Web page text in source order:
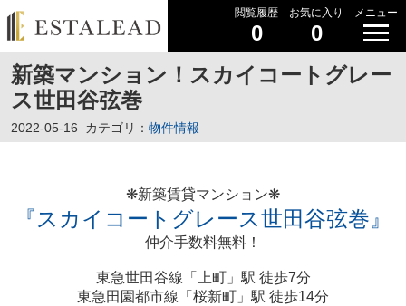
閲覧履歴
0
お気に入り
0
メニュー
新築マンション！スカイコートグレー
ス世田谷弦巻
2022-05-16 カテゴリ： 物件情報
❋新築賃貸マンション❋
『スカイコートグレース世田谷弦巻』
仲介手数料無料！
東急世田谷線「上町」駅 徒歩7分
東急田園都市線「桜新町」駅 徒歩14分